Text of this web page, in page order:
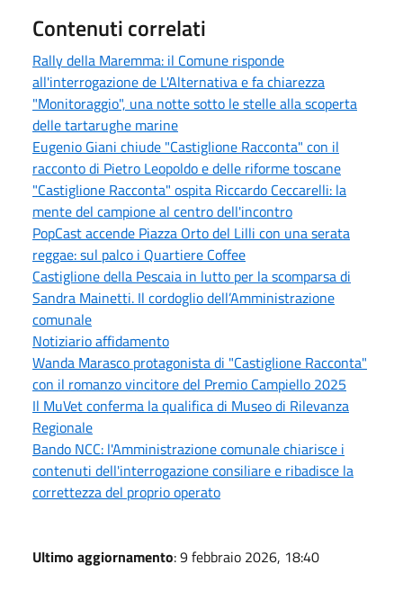
Contenuti correlati
Rally della Maremma: il Comune risponde
all'interrogazione de L'Alternativa e fa chiarezza
"Monitoraggio", una notte sotto le stelle alla scoperta
delle tartarughe marine
Eugenio Giani chiude "Castiglione Racconta" con il
racconto di Pietro Leopoldo e delle riforme toscane
"Castiglione Racconta" ospita Riccardo Ceccarelli: la
mente del campione al centro dell'incontro
PopCast accende Piazza Orto del Lilli con una serata
reggae: sul palco i Quartiere Coffee
Castiglione della Pescaia in lutto per la scomparsa di
Sandra Mainetti. Il cordoglio dell’Amministrazione
comunale
Notiziario affidamento
Wanda Marasco protagonista di "Castiglione Racconta"
con il romanzo vincitore del Premio Campiello 2025
Il MuVet conferma la qualifica di Museo di Rilevanza
Regionale
Bando NCC: l'Amministrazione comunale chiarisce i
contenuti dell'interrogazione consiliare e ribadisce la
correttezza del proprio operato
Ultimo aggiornamento: 9 febbraio 2026, 18:40